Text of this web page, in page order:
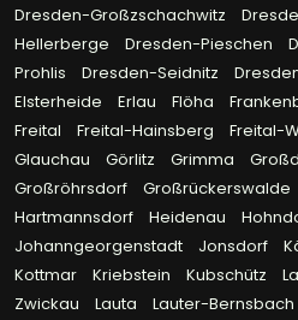
Dresden-Großzschachwitz
Hellerberge
Dresden-Pieschen
Prohlis
Dresden-Seidnitz
Elsterheide
Erlau Flöha
Freital
Freital-Hainsberg Freital-
Glauchau
Görlitz Grimma
Großröhrsdorf
Großrückerswalde
Hartmannsdorf
Heidenau
Johanngeorgenstadt
Jonsdorf
Kottmar
Kriebstein Kubschütz
Zwickau
Lauta Lauter-Bernsbach